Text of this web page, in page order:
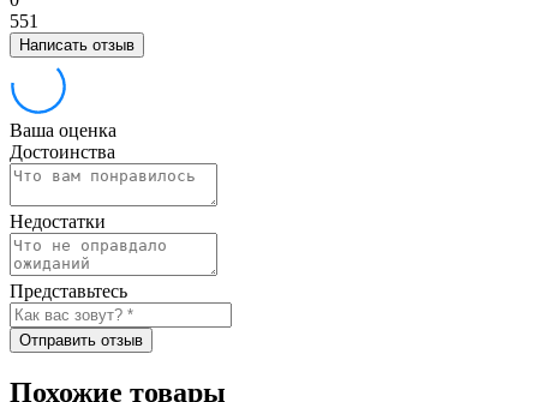
551
Написать отзыв
Ваша оценка
Достоинства
Недостатки
Представьтесь
Отправить отзыв
Похожие товары